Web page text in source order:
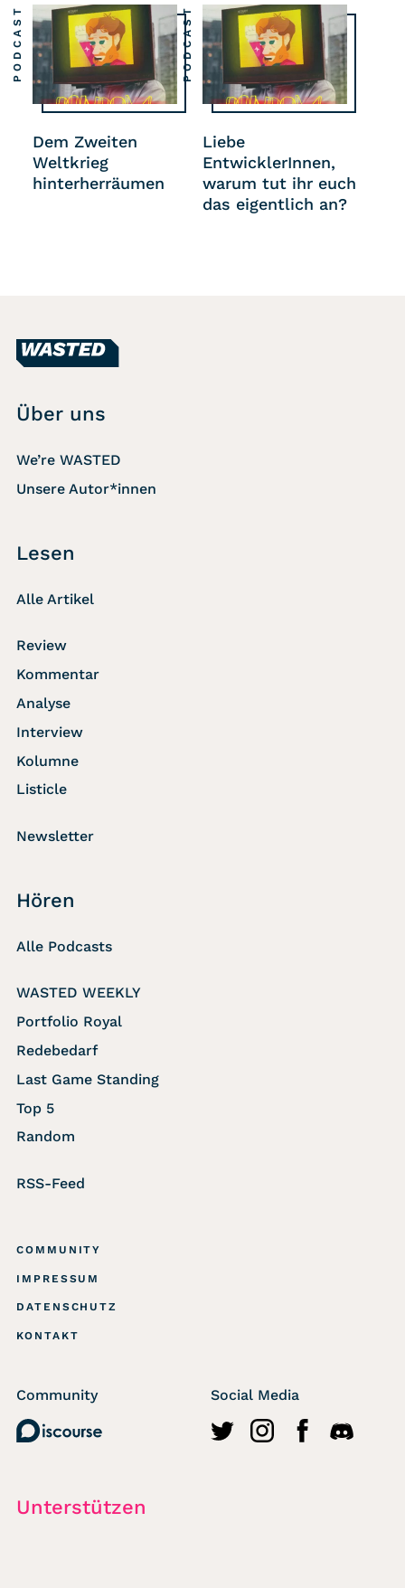
Dem Zweiten
Weltkrieg
hinterherräumen
PODCAST
Liebe
EntwicklerInnen,
warum tut ihr euch
das eigentlich an?
PODCAST
Über uns
We’re WASTED
Unsere Autor*innen
Lesen
Alle Artikel
Review
Kommentar
Analyse
Interview
Kolumne
Listicle
Newsletter
Hören
Alle Podcasts
WASTED WEEKLY
Portfolio Royal
Redebedarf
Last Game Standing
Top 5
Random
RSS-Feed
COMMUNITY
IMPRESSUM
DATENSCHUTZ
KONTAKT
Community
Discourse
Social Media
http://twitter.com/
https://https://https://
Unterstützen